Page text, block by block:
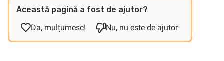
Această pagină a fost de ajutor?
Da, mulțumesc!
Nu, nu este de ajutor